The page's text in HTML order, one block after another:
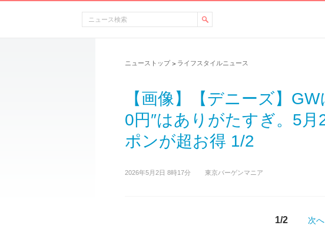
ニューストップ > ライフスタイルニュース
【画像】【デニーズ】
0円″はありがたすぎ。5
ポンが超お得 1/2
2026年5月2日 8時17分 東京バーゲンマニア
1/2 次へ